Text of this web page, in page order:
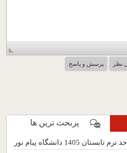
نظر پرسش و پاسخ
پربحث ترین ها
1405 دانشگاه پیام نور